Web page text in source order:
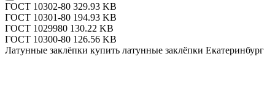
ГОСТ 10302-80 329.93 KB
ГОСТ 10301-80 194.93 KB
ГОСТ 1029980 130.22 KB
ГОСТ 10300-80 126.56 KB
Латунные заклёпки купить латунные заклёпки Екатеринбург